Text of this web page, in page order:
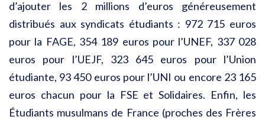
d’ajouter les 2 millions d’euros généreusement
distribués aux syndicats étudiants : 972 715 euros
pour la FAGE, 354 189 euros pour l’UNEF, 337 028
euros pour l’UEJF, 323 645 euros pour l’Union
étudiante, 93 450 euros pour l’UNI ou encore 23 165
euros chacun pour la FSE et Solidaires. Enfin, les
Étudiants musulmans de France (proches des Frères